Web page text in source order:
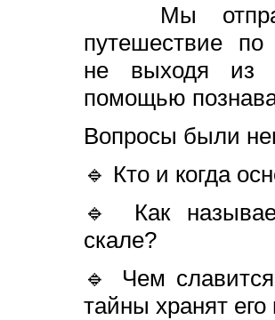
Мы
путешествие по
не выходя из
помощью
Вопросы были
🔹 Кто и когда
🔹 Как
скале?
🔹 Чем
тайны хранят его